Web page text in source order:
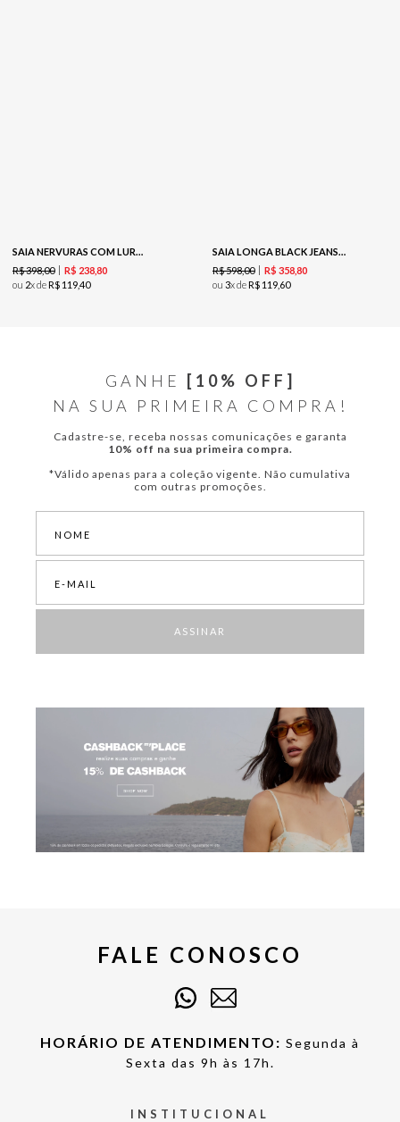
SAIA NERVURAS COM LUREX TRICOT - PRETO
R$398,00 R$ 23880
ou 2x deR$ 11940
SAIA LONGA BLACK JEANS COM ILHÓS - BLACK JEANS
R$598,00 R$ 35880
ou 3x deR$ 119 60
GANHE
[10% OFF]
NA SUA PRIMEIRA COMPRA!
Cadastre-se, receba nossas comunicações e garanta
10% off na sua primeira compra.
*Válido apenas para a coleção vigente. Não cumulativa
com outras promoções.
ASSINAR
FALE CONOSCO
HORÁRIO DE ATENDIMENTO: Segunda à
Sexta das 9h às 17h.
INSTITUCIONAL